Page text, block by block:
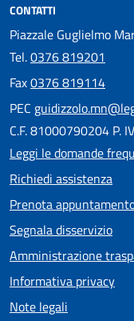
CONTATTI
Piazzale Guglielmo
Tel.0376 819201
Fax0376 819114
PEC
C.F. 81000790204 P.
Leggi le domande
Richiedi assistenza
Prenota
Segnala disservizio
Amministrazione
Informativa privacy
Note legali